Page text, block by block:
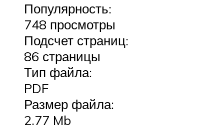
Популярность:
748 просмотры
Подсчет страниц:
86 страницы
Тип файла:
PDF
Размер файла:
2.77 Mb